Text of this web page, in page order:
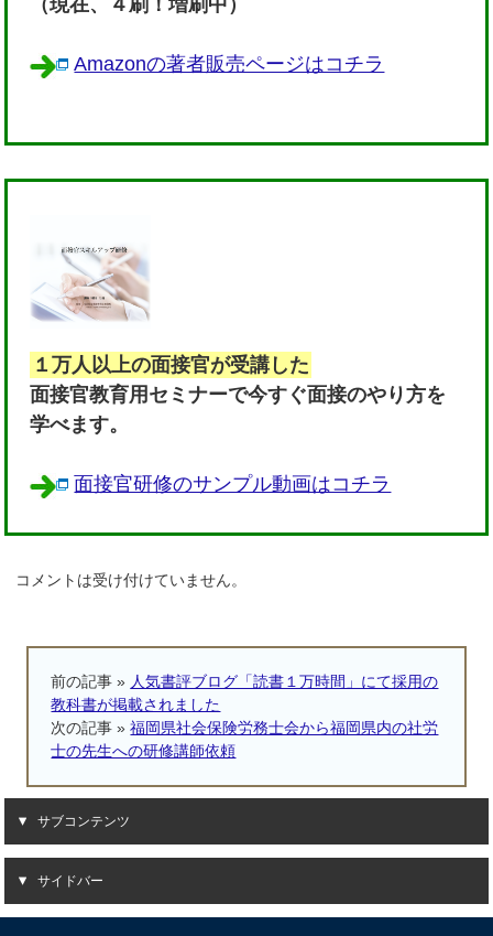
（現在、４刷！増刷中）
Amazonの著者販売ページはコチラ
１万人以上の面接官が受講した
面接官教育用セミナーで今すぐ面接のやり方を
学べます。
面接官研修のサンプル動画はコチラ
コメントは受け付けていません。
前の記事 » 人気書評ブログ「読書１万時間」にて採用の
教科書が掲載されました
次の記事 »福岡県社会保険労務士会から福岡県内の社労
士の先生への研修講師依頼
サブコンテンツ
サイドバー